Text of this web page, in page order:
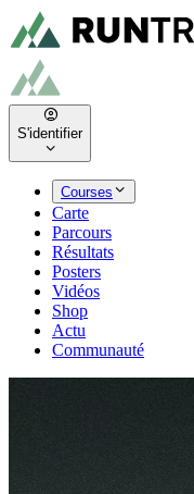
S'identifier
Courses
Carte
Parcours
Résultats
Posters
Vidéos
Shop
Actu
Communauté